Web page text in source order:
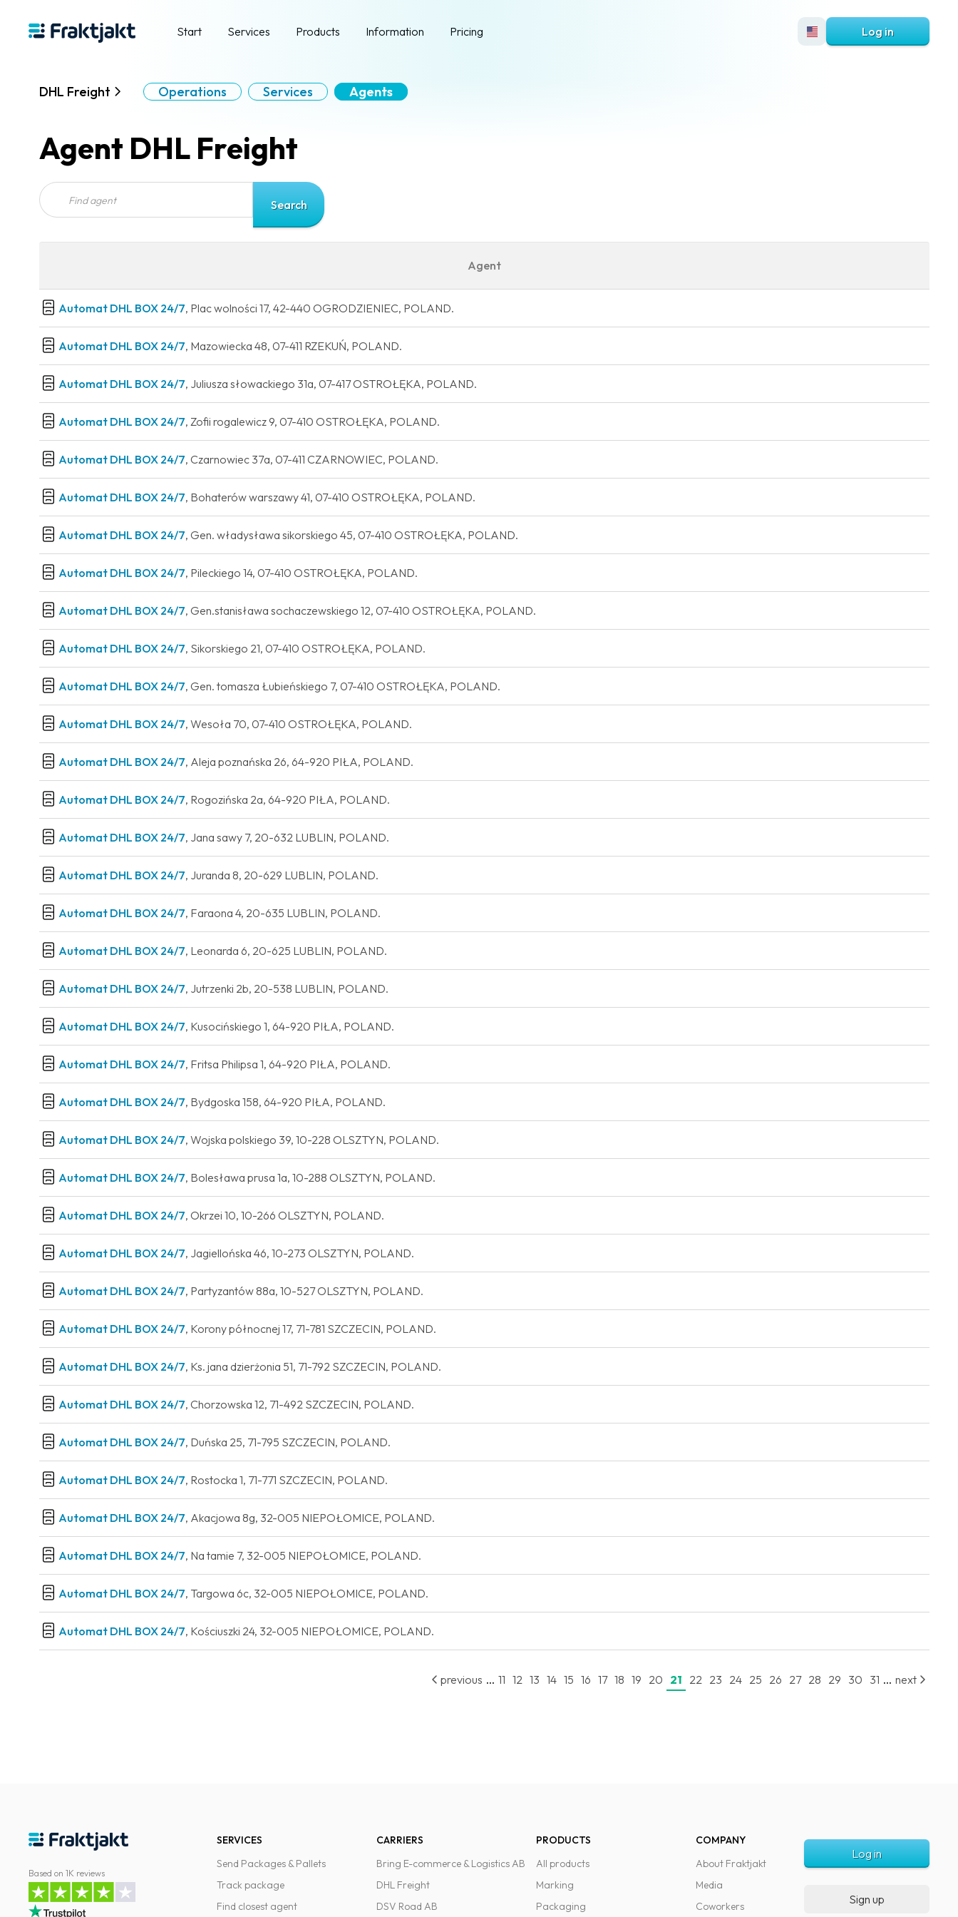
Start Services Products Information Pricing Log in
DHL Freight Operations Services Agents
Agent DHL Freight
Agent
Automat DHL BOX 24/7, Plac wolności 17, 42-440 OGRODZIENIEC, POLAND.
Automat DHL BOX 24/7, Mazowiecka 48, 07-411 RZEKUŃ, POLAND.
Automat DHL BOX 24/7, Juliusza słowackiego 31a, 07-417 OSTROŁĘKA, POLAND.
Automat DHL BOX 24/7, Zofii rogalewicz 9, 07-410 OSTROŁĘKA, POLAND.
Automat DHL BOX 24/7, Czarnowiec 37a, 07-411 CZARNOWIEC, POLAND.
Automat DHL BOX 24/7, Bohaterów warszawy 41, 07-410 OSTROŁĘKA, POLAND.
Automat DHL BOX 24/7, Gen. władysława sikorskiego 45, 07-410 OSTROŁĘKA, POLAND.
Automat DHL BOX 24/7, Pileckiego 14, 07-410 OSTROŁĘKA, POLAND.
Automat DHL BOX 24/7, Gen.stanisława sochaczewskiego 12, 07-410 OSTROŁĘKA, POLAND.
Automat DHL BOX 24/7, Sikorskiego 21, 07-410 OSTROŁĘKA, POLAND.
Automat DHL BOX 24/7, Gen. tomasza Łubieńskiego 7, 07-410 OSTROŁĘKA, POLAND.
Automat DHL BOX 24/7, Wesoła 70, 07-410 OSTROŁĘKA, POLAND.
Automat DHL BOX 24/7, Aleja poznańska 26, 64-920 PIŁA, POLAND.
Automat DHL BOX 24/7, Rogozińska 2a, 64-920 PIŁA, POLAND.
Automat DHL BOX 24/7, Jana sawy 7, 20-632 LUBLIN, POLAND.
Automat DHL BOX 24/7, Juranda 8, 20-629 LUBLIN, POLAND.
Automat DHL BOX 24/7, Faraona 4, 20-635 LUBLIN, POLAND.
Automat DHL BOX 24/7, Leonarda 6, 20-625 LUBLIN, POLAND.
Automat DHL BOX 24/7, Jutrzenki 2b, 20-538 LUBLIN, POLAND.
Automat DHL BOX 24/7, Kusocińskiego 1, 64-920 PIŁA, POLAND.
Automat DHL BOX 24/7, Fritsa Philipsa 1, 64-920 PIŁA, POLAND.
Automat DHL BOX 24/7, Bydgoska 158, 64-920 PIŁA, POLAND.
Automat DHL BOX 24/7, Wojska polskiego 39, 10-228 OLSZTYN, POLAND.
Automat DHL BOX 24/7, Bolesława prusa 1a, 10-288 OLSZTYN, POLAND.
Automat DHL BOX 24/7, Okrzei 10, 10-266 OLSZTYN, POLAND.
Automat DHL BOX 24/7, Jagiellońska 46, 10-273 OLSZTYN, POLAND.
Automat DHL BOX 24/7, Partyzantów 88a, 10-527 OLSZTYN, POLAND.
Automat DHL BOX 24/7, Korony północnej 17, 71-781 SZCZECIN, POLAND.
Automat DHL BOX 24/7, Ks. jana dzierżonia 51, 71-792 SZCZECIN, POLAND.
Automat DHL BOX 24/7, Chorzowska 12, 71-492 SZCZECIN, POLAND.
Automat DHL BOX 24/7, Duńska 25, 71-795 SZCZECIN, POLAND.
Automat DHL BOX 24/7, Rostocka 1, 71-771 SZCZECIN, POLAND.
Automat DHL BOX 24/7, Akacjowa 8g, 32-005 NIEPOŁOMICE, POLAND.
Automat DHL BOX 24/7, Na tamie 7, 32-005 NIEPOŁOMICE, POLAND.
Automat DHL BOX 24/7, Targowa 6c, 32-005 NIEPOŁOMICE, POLAND.
Automat DHL BOX 24/7, Kościuszki 24, 32-005 NIEPOŁOMICE, POLAND.
previous ... 11 12 13 14 15 16 17 18 19 20 21 22 23 24 25 26 27 28 29 30 31 ... next
Based on 1K reviews
SERVICES
Send Packages & Pallets
Track package
Find closest agent
CARRIERS
Bring E-commerce & Logistics AB
DHL Freight
DSV Road AB
PRODUCTS
All products
Marking
Packaging
COMPANY
About Fraktjakt
Media
Coworkers
Log in
Sign up